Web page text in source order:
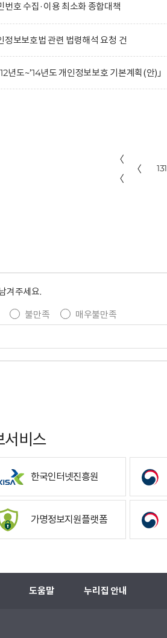
번호 수집·이용 최소화 종합대책
정보보호법 관련 법령해석 요청 건
년도~’14년도 개인정보보호 기본계획(안)」
〈
〈
〈 131
겨주세요.
불만족 매우불만족
서비스
한국인터넷진흥원
가명정보지원플랫폼
도움말 누리집 안내